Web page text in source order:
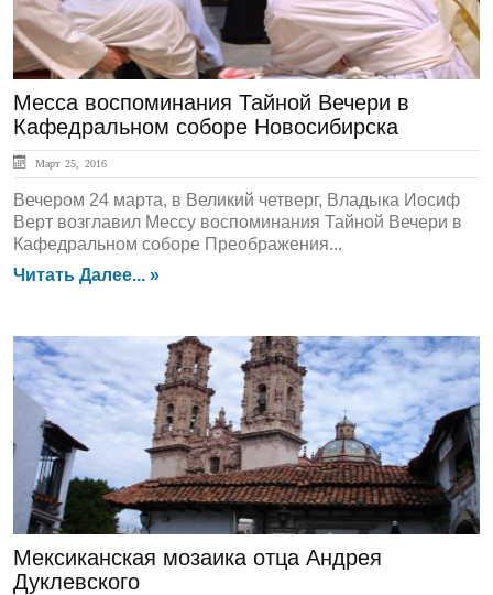
Месса воспоминания Тайной Вечери в
Кафедральном соборе Новосибирска
Март 25, 2016
Вечером 24 марта, в Великий четверг, Владыка Иосиф
Верт возглавил Мессу воспоминания Тайной Вечери в
Кафедральном соборе Преображения...
Читать Далее... »
ЛЕНТА НОВОСТЕЙ
Мексиканская мозаика отца Андрея
Дуклевского